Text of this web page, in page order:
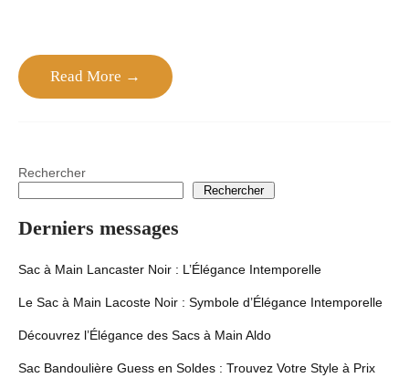
Read More →
Rechercher
Rechercher
Derniers messages
Sac à Main Lancaster Noir : L’Élégance Intemporelle
Le Sac à Main Lacoste Noir : Symbole d’Élégance Intemporelle
Découvrez l’Élégance des Sacs à Main Aldo
Sac Bandoulière Guess en Soldes : Trouvez Votre Style à Prix